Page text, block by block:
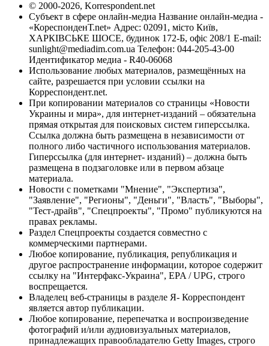
© 2000-2026, Korrespondent.net
Субъект в сфере онлайн-медиа Название онлайн-медиа -
«КореспонденТ.net» Адрес: 02091, місто Київ,
ХАРКІВСЬКЕ ШОСЕ, будинок 172-Б, офіс 208/1 E-mail:
sunlight@mediadim.com.ua Телефон: 044-205-43-00
Идентификатор медиа - R40-06068
Использование любых материалов, размещённых на
сайте, разрешается при условии ссылки на
Корреспондент.net.
При копировании материалов со страницы «Новости
Украины и мира», для интернет-изданий – обязательна
прямая открытая для поисковых систем гиперссылка.
Ссылка должна быть размещена в независимости от
полного либо частичного использования материалов.
Гиперссылка (для интернет- изданий) – должна быть
размещена в подзаголовке или в первом абзаце
материала.
Новости с пометками "Мнение", "Экспертиза",
"Заявление", "Регионы", "Деньги", "Власть", "Выборы",
"Тест-драйв", "Спецпроекты", "Промо" публикуются на
правах рекламы.
Раздел Спецпроекты создается совместно с
коммерческими партнерами.
Любое копирование, публикация, републикация и
другое распространение информации, которое содержит
ссылку на "Интерфакс-Украина", EPA / UPG, строго
воспрещается.
Владелец веб-страницы в разделе Я- Корреспондент
является автор публикации.
Любое копирование, перепечатка и воспроизведение
фотографий и/или аудиовизуальных материалов,
принадлежащих правообладателю Getty Images, строго